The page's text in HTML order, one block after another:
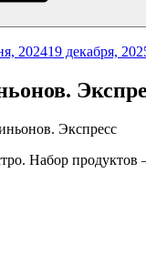
202419 декабря,
Набор